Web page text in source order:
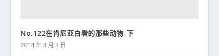
No.122在肯尼亚白看的那些动物-下
2014 年 4 月 3 日